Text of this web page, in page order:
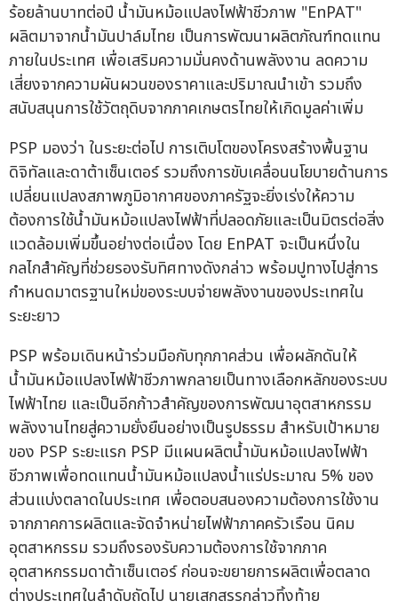
ร้อยล้านบาทต่อปี น้ำมันหม้อแปลงไฟฟ้าชีวภาพ "EnPAT"
ผลิตมาจากน้ำมันปาล์มไทย เป็นการพัฒนาผลิตภัณฑ์ทดแทน
ภายในประเทศ เพื่อเสริมความมั่นคงด้านพลังงาน ลดความ
เสี่ยงจากความผันผวนของราคาและปริมาณนำเข้า รวมถึง
สนับสนุนการใช้วัตถุดิบจากภาคเกษตรไทยให้เกิดมูลค่าเพิ่ม
PSP มองว่า ในระยะต่อไป การเติบโตของโครงสร้างพื้นฐาน
ดิจิทัลและดาต้าเซ็นเตอร์ รวมถึงการขับเคลื่อนนโยบายด้านการ
เปลี่ยนแปลงสภาพภูมิอากาศของภาครัฐจะยิ่งเร่งให้ความ
ต้องการใช้น้ำมันหม้อแปลงไฟฟ้าที่ปลอดภัยและเป็นมิตรต่อสิ่ง
แวดล้อมเพิ่มขึ้นอย่างต่อเนื่อง โดย EnPAT จะเป็นหนึ่งใน
กลไกสำคัญที่ช่วยรองรับทิศทางดังกล่าว พร้อมปูทางไปสู่การ
กำหนดมาตรฐานใหม่ของระบบจ่ายพลังงานของประเทศใน
ระยะยาว
PSP พร้อมเดินหน้าร่วมมือกับทุกภาคส่วน เพื่อผลักดันให้
น้ำมันหม้อแปลงไฟฟ้าชีวภาพกลายเป็นทางเลือกหลักของระบบ
ไฟฟ้าไทย และเป็นอีกก้าวสำคัญของการพัฒนาอุตสาหกรรม
พลังงานไทยสู่ความยั่งยืนอย่างเป็นรูปธรรม สำหรับเป้าหมาย
ของ PSP ระยะแรก PSP มีแผนผลิตน้ำมันหม้อแปลงไฟฟ้า
ชีวภาพเพื่อทดแทนน้ำมันหม้อแปลงน้ำแร่ประมาณ 5% ของ
ส่วนแบ่งตลาดในประเทศ เพื่อตอบสนองความต้องการใช้งาน
จากภาคการผลิตและจัดจำหน่ายไฟฟ้าภาคครัวเรือน นิคม
อุตสาหกรรม รวมถึงรองรับความต้องการใช้จากภาค
อุตสาหกรรมดาต้าเซ็นเตอร์ ก่อนจะขยายการผลิตเพื่อตลาด
ต่างประเทศในลำดับถัดไป นายเสกสรรกล่าวทิ้งท้าย